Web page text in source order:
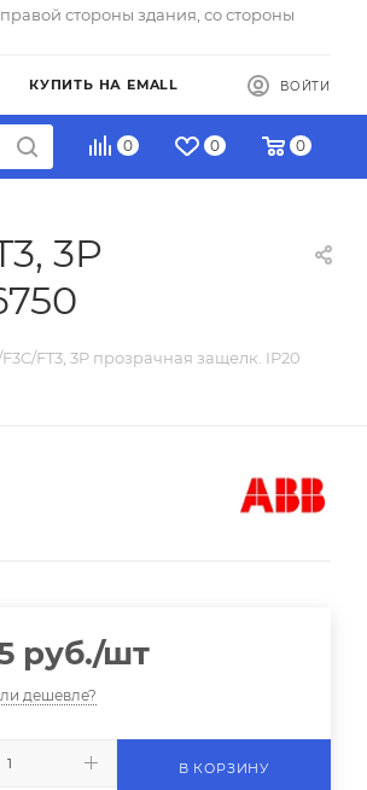
стороны здания, со стороны
КУПИТЬ НА EMALL ВОЙТИ
0 0 0
3P
FT3, 3P прозрачная защелк. IP20
руб./шт
дешевле?
В КОРЗИНУ